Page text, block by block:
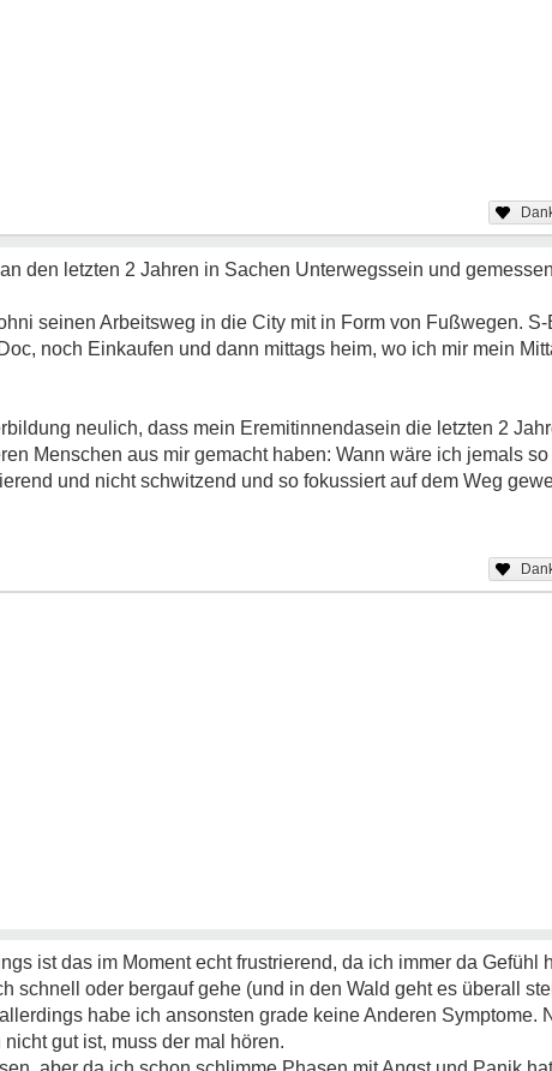
den letzten 2 Jahren in Sachen Unterwegssein und
seinen Arbeitsweg in die City mit in Form von Fußwegen.
noch Einkaufen und dann mittags heim, wo ich mir mein
neulich, dass mein Eremitinnendasein die letzten 2
Menschen aus mir gemacht haben: Wann wäre ich jemals so
und nicht schwitzend und so fokussiert auf dem Weg
ist das im Moment echt frustrierend, da ich immer da Gefühl
schnell oder bergauf gehe (und in den Wald geht es überall
habe ich ansonsten grade keine Anderen Symptome.
gut ist, muss der mal hören.